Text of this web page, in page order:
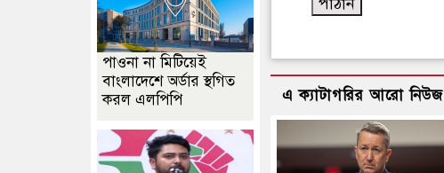
এ ক্যাটাগরির আরো নিউজ
পাওনা না মিটিয়েই
বাংলাদেশে অর্ডার স্থগিত
করল এলপিপি